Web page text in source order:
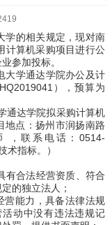
学的相关规定，现对南
计算机采购项目进行公
参加投标。
大学通达学院办公及计
），预算为
通达学院拟采购计算机
地点：扬州市润扬南路
，联系电话： 0514-
术指标。）
有合法经营资质、符合
的独立法人；
营能力，具备法律法规
动中没有违法违规记